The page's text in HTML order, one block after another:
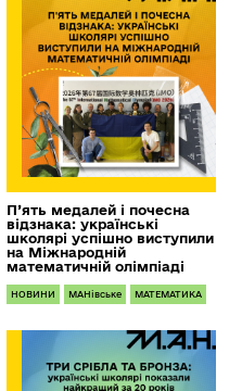
П’ять медалей і почесна
відзнака: українські
школярі успішно виступили
на Міжнародній
математичній олімпіаді
НОВИНИ МАНівське МАТЕМАТИКА